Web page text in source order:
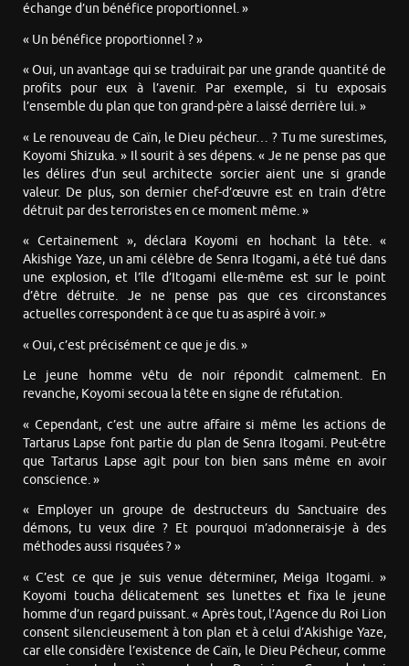
échange d’un bénéfice proportionnel. »
« Un bénéfice proportionnel ? »
« Oui, un avantage qui se traduirait par une grande quantité de
profits pour eux à l’avenir. Par exemple, si tu exposais
l’ensemble du plan que ton grand-père a laissé derrière lui. »
« Le renouveau de Caïn, le Dieu pécheur… ? Tu me surestimes,
Koyomi Shizuka. » Il sourit à ses dépens. « Je ne pense pas que
les délires d’un seul architecte sorcier aient une si grande
valeur. De plus, son dernier chef-d’œuvre est en train d’être
détruit par des terroristes en ce moment même. »
« Certainement », déclara Koyomi en hochant la tête. «
Akishige Yaze, un ami célèbre de Senra Itogami, a été tué dans
une explosion, et l’île d’Itogami elle-même est sur le point
d’être détruite. Je ne pense pas que ces circonstances
actuelles correspondent à ce que tu as aspiré à voir. »
« Oui, c’est précisément ce que je dis. »
Le jeune homme vêtu de noir répondit calmement. En
revanche, Koyomi secoua la tête en signe de réfutation.
« Cependant, c’est une autre affaire si même les actions de
Tartarus Lapse font partie du plan de Senra Itogami. Peut-être
que Tartarus Lapse agit pour ton bien sans même en avoir
conscience. »
« Employer un groupe de destructeurs du Sanctuaire des
démons, tu veux dire ? Et pourquoi m’adonnerais-je à des
méthodes aussi risquées ? »
« C’est ce que je suis venue déterminer, Meiga Itogami. »
Koyomi toucha délicatement ses lunettes et fixa le jeune
homme d’un regard puissant. « Après tout, l’Agence du Roi Lion
consent silencieusement à ton plan et à celui d’Akishige Yaze,
car elle considère l’existence de Caïn, le Dieu Pécheur, comme